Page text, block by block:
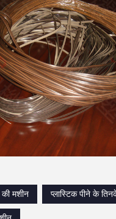
की मशीन
प्लास्टिक पीने के तिनके